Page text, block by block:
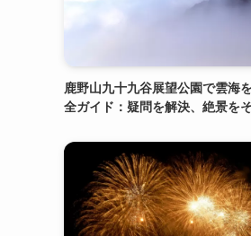
鹿野山九十九谷展望公園で雲海
全ガイド：疑問を解決、絶景を